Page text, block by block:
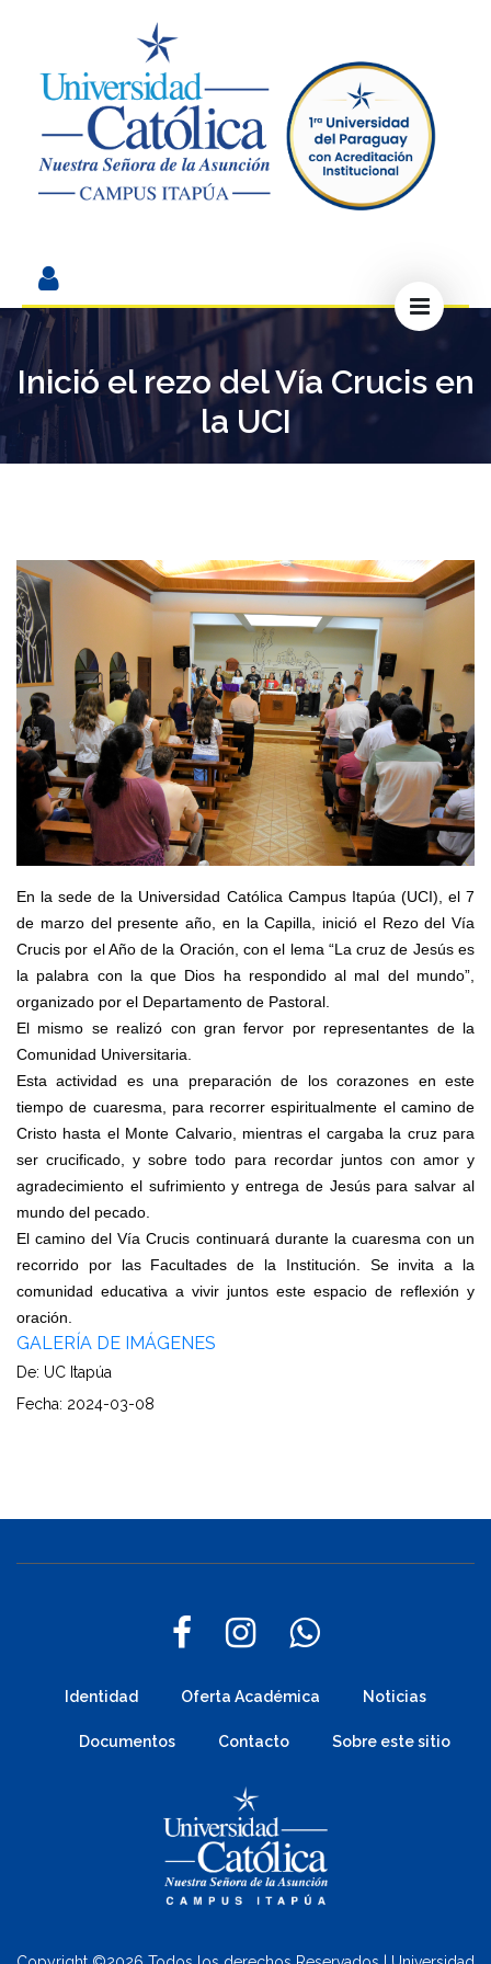
Inició el rezo del Vía Crucis en
la UCI
En la sede de la Universidad Católica Campus Itapúa (UCI), el 7
de marzo del presente año, en la Capilla, inició el Rezo del Vía
Crucis por el Año de la Oración, con el lema “La cruz de Jesús es
la palabra con la que Dios ha respondido al mal del mundo”,
organizado por el Departamento de Pastoral.
El mismo se realizó con gran fervor por representantes de la
Comunidad Universitaria.
Esta actividad es una preparación de los corazones en este
tiempo de cuaresma, para recorrer espiritualmente el camino de
Cristo hasta el Monte Calvario, mientras el cargaba la cruz para
ser crucificado, y sobre todo para recordar juntos con amor y
agradecimiento el sufrimiento y entrega de Jesús para salvar al
mundo del pecado.
El camino del Vía Crucis continuará durante la cuaresma con un
recorrido por las Facultades de la Institución. Se invita a la
comunidad educativa a vivir juntos este espacio de reflexión y
oración.
GALERÍA DE IMÁGENES
De: UC Itapúa
Fecha: 2024-03-08
Identidad Oferta Académica Noticias
Documentos Contacto Sobre este sitio